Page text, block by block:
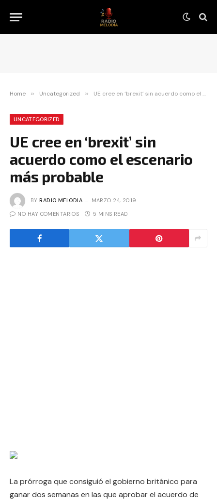
Home » Uncategorized » UE cree en ‘brexit’ sin acuerdo como el escenario más probable
UNCATEGORIZED
UE cree en ‘brexit’ sin
acuerdo como el escenario
más probable
BY RADIO MELODIA MARZO 24, 2019
NO HAY COMENTARIOS 5 MINS READ
La prórroga que consiguió el gobierno británico para
ganar dos semanas en las que aprobar el acuerdo de